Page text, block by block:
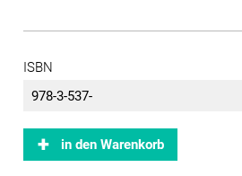
ISBN
in den Warenkorb